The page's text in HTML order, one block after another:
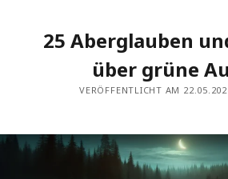
25 Aberglauben
über grüne
VERÖFFENTLICHT AM